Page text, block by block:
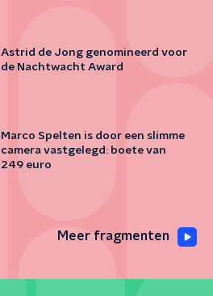
Astrid de Jong genomineerd voor
de Nachtwacht Award
Marco Spelten is door een slimme
camera vastgelegd: boete van
249 euro
Meer fragmenten